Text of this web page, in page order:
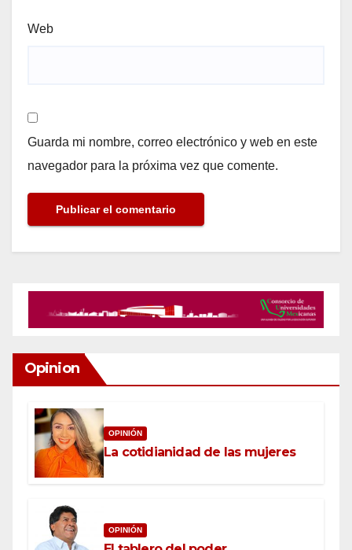
Web
Guarda mi nombre, correo electrónico y web en este
navegador para la próxima vez que comente.
Opinion
OPINIÓN
La cotidianidad de las mujeres
OPINIÓN